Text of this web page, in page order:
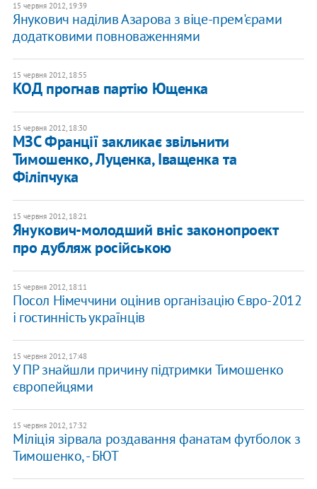
15 червня 2012, 19:39
Янукович наділив Азарова з віце-прем'єрами
додатковими повноваженнями
15 червня 2012, 18:55
КОД прогнав партію Ющенка
15 червня 2012, 18:30
МЗС Франції закликає звільнити
Тимошенко, Луценка, Іващенка та
Філіпчука
15 червня 2012, 18:21
Янукович-молодший вніс законопроект
про дубляж російською
15 червня 2012, 18:11
Посол Німеччини оцінив організацію Євро-2012
і гостинність українців
15 червня 2012, 17:48
У ПР знайшли причину підтримки Тимошенко
європейцями
15 червня 2012, 17:32
Міліція зірвала роздавання фанатам футболок з
Тимошенко, - БЮТ